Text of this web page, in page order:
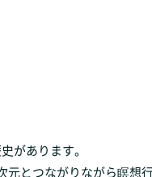
があります。
とつながりながら瞑想